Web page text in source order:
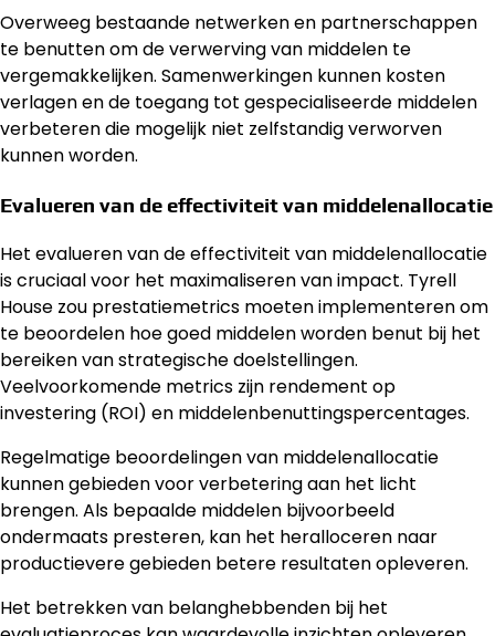
Overweeg bestaande netwerken en partnerschappen
te benutten om de verwerving van middelen te
vergemakkelijken. Samenwerkingen kunnen kosten
verlagen en de toegang tot gespecialiseerde middelen
verbeteren die mogelijk niet zelfstandig verworven
kunnen worden.
Evalueren van de effectiviteit van middelenallocatie
Het evalueren van de effectiviteit van middelenallocatie
is cruciaal voor het maximaliseren van impact. Tyrell
House zou prestatiemetrics moeten implementeren om
te beoordelen hoe goed middelen worden benut bij het
bereiken van strategische doelstellingen.
Veelvoorkomende metrics zijn rendement op
investering (ROI) en middelenbenuttingspercentages.
Regelmatige beoordelingen van middelenallocatie
kunnen gebieden voor verbetering aan het licht
brengen. Als bepaalde middelen bijvoorbeeld
ondermaats presteren, kan het heralloceren naar
productievere gebieden betere resultaten opleveren.
Het betrekken van belanghebbenden bij het